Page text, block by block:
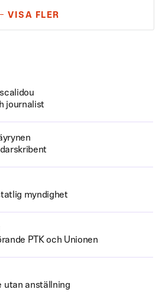
VISA FLER
journalist
myndighet
PTK och Unionen
utan anställning